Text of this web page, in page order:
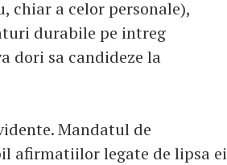
chiar a celor personale),
durabile pe intreg
dori sa candideze la
Mandatul de
afirmatiilor legate de lipsa ei